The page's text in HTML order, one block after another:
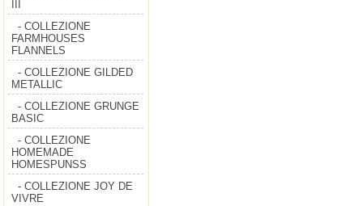
- COLLEZIONE
FARMHOUSES
FLANNELS
- COLLEZIONE GILDED
METALLIC
- COLLEZIONE GRUNGE
BASIC
- COLLEZIONE
HOMEMADE
HOMESPUNSS
- COLLEZIONE JOY DE
VIVRE